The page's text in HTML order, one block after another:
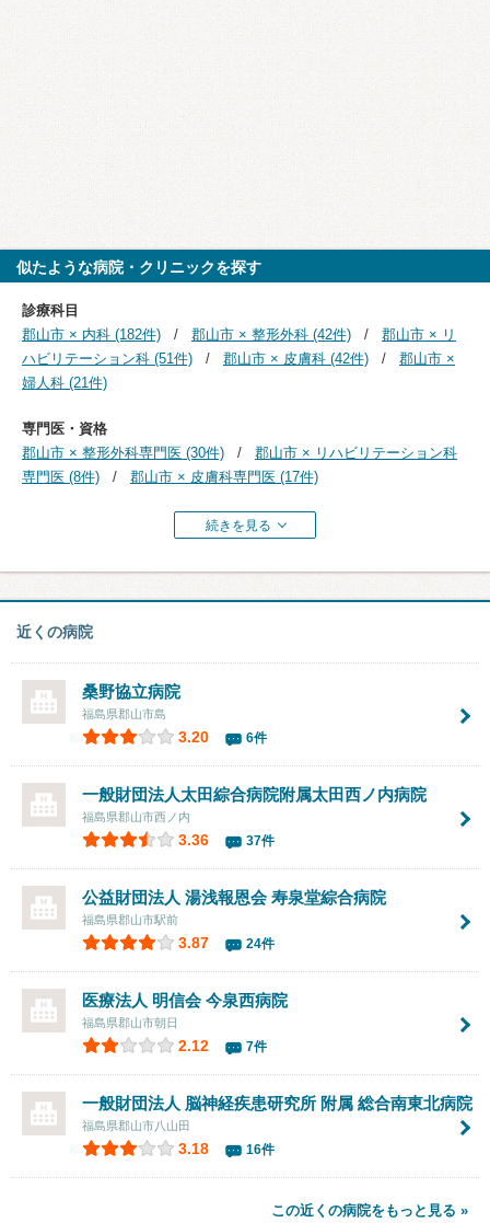
似たような病院・クリニックを探す
診療科目
郡山市 × 内科 (182件)
郡山市 × 整形外科 (42件)
郡山市 × リ
ハビリテーション科 (51件)
郡山市 × 皮膚科 (42件)
郡山市 ×
婦人科 (21件)
専門医・資格
郡山市 × 整形外科専門医 (30件)
郡山市 × リハビリテーション科
専門医 (8件)
郡山市 × 皮膚科専門医 (17件)
続きを見る
近くの病院
桑野協立病院
福島県郡山市島
3.20 6件
一般財団法人太田綜合病院附属太田西ノ内病院
福島県郡山市西ノ内
3.36 37件
公益財団法人 湯浅報恩会 寿泉堂綜合病院
福島県郡山市駅前
3.87 24件
医療法人 明信会 今泉西病院
福島県郡山市朝日
2.12 7件
一般財団法人 脳神経疾患研究所 附属 総合南東北病院
福島県郡山市八山田
3.18 16件
この近くの病院をもっと見る »